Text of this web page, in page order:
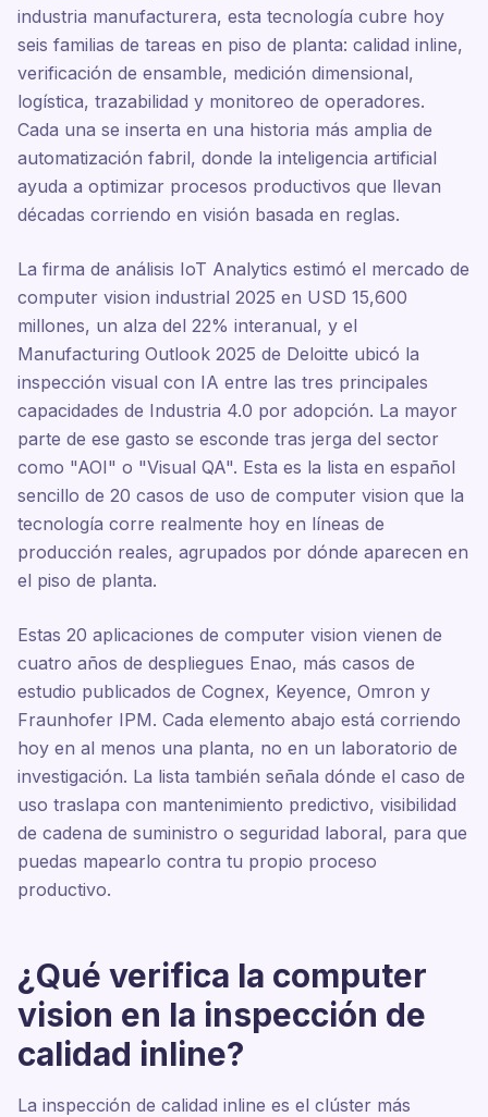
industria manufacturera, esta tecnología cubre hoy
seis familias de tareas en piso de planta: calidad inline,
verificación de ensamble, medición dimensional,
logística, trazabilidad y monitoreo de operadores.
Cada una se inserta en una historia más amplia de
automatización fabril, donde la inteligencia artificial
ayuda a optimizar procesos productivos que llevan
décadas corriendo en visión basada en reglas.
La firma de análisis IoT Analytics estimó el mercado de
computer vision industrial 2025 en USD 15,600
millones, un alza del 22% interanual, y el
Manufacturing Outlook 2025 de Deloitte ubicó la
inspección visual con IA entre las tres principales
capacidades de Industria 4.0 por adopción. La mayor
parte de ese gasto se esconde tras jerga del sector
como "AOI" o "Visual QA". Esta es la lista en español
sencillo de 20 casos de uso de computer vision que la
tecnología corre realmente hoy en líneas de
producción reales, agrupados por dónde aparecen en
el piso de planta.
Estas 20 aplicaciones de computer vision vienen de
cuatro años de despliegues Enao, más casos de
estudio publicados de Cognex, Keyence, Omron y
Fraunhofer IPM. Cada elemento abajo está corriendo
hoy en al menos una planta, no en un laboratorio de
investigación. La lista también señala dónde el caso de
uso traslapa con mantenimiento predictivo, visibilidad
de cadena de suministro o seguridad laboral, para que
puedas mapearlo contra tu propio proceso
productivo.
¿Qué verifica la computer
vision en la inspección de
calidad inline?
La inspección de calidad inline es el clúster más